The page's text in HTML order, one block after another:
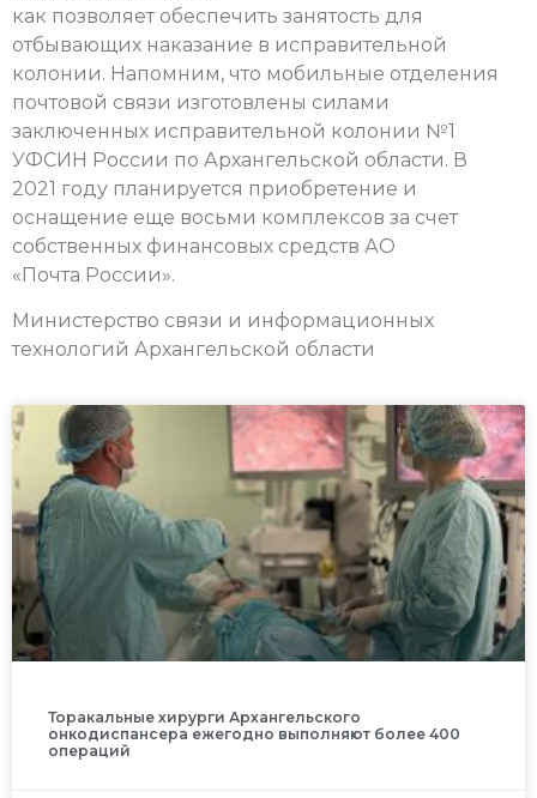
как позволяет обеспечить занятость для
отбывающих наказание в исправительной
колонии. Напомним, что мобильные отделения
почтовой связи изготовлены силами
заключенных исправительной колонии №1
УФСИН России по Архангельской области. В
2021 году планируется приобретение и
оснащение еще восьми комплексов за счет
собственных финансовых средств АО
«Почта России».
Министерство связи и информационных
технологий Архангельской области
Торакальные хирурги Архангельского
онкодиспансера ежегодно выполняют более 400
операций